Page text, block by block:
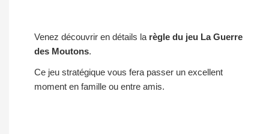
Venez découvrir en détails la règle du jeu La Guerre
des Moutons.
Ce jeu stratégique vous fera passer un excellent
moment en famille ou entre amis.